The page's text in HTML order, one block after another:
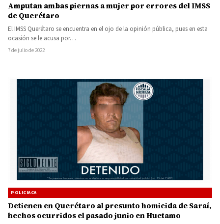
Amputan ambas piernas a mujer por errores del IMSS
de Querétaro
El IMSS Querétaro se encuentra en el ojo de la opinión pública, pues en esta
ocasión se le acusa por…
7 de julio de 2022
POLICIACA
Detienen en Querétaro al presunto homicida de Saraí,
hechos ocurridos el pasado junio en Huetamo